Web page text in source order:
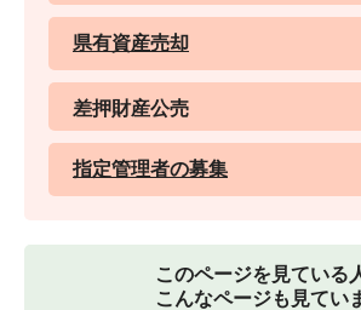
県有資産売却
差押財産公売
指定管理者の募集
このページを見ている
こんなページも見てい